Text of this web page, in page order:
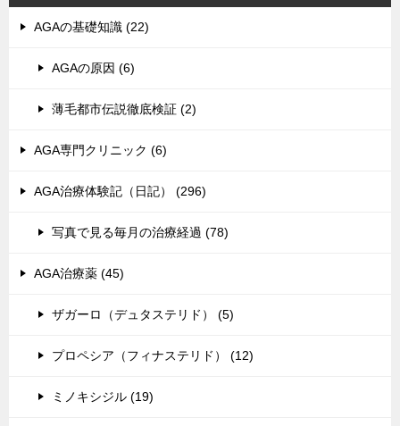
AGAの基礎知識 (22)
AGAの原因 (6)
薄毛都市伝説徹底検証 (2)
AGA専門クリニック (6)
AGA治療体験記（日記） (296)
写真で見る毎月の治療経過 (78)
AGA治療薬 (45)
ザガーロ（デュタステリド） (5)
プロペシア（フィナステリド） (12)
ミノキシジル (19)